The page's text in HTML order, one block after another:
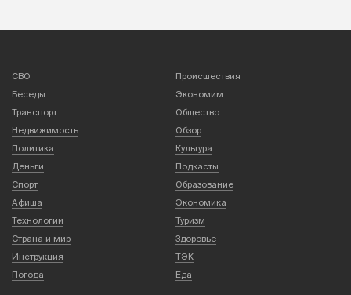
СВО
Происшествия
Беседы
Экономим
Транспорт
Общество
Недвижимость
Обзор
Политика
Культура
Деньги
Подкасты
Спорт
Образование
Афиша
Экономика
Технологии
Туризм
Страна и мир
Здоровье
Инструкция
ТЭК
Погода
Еда